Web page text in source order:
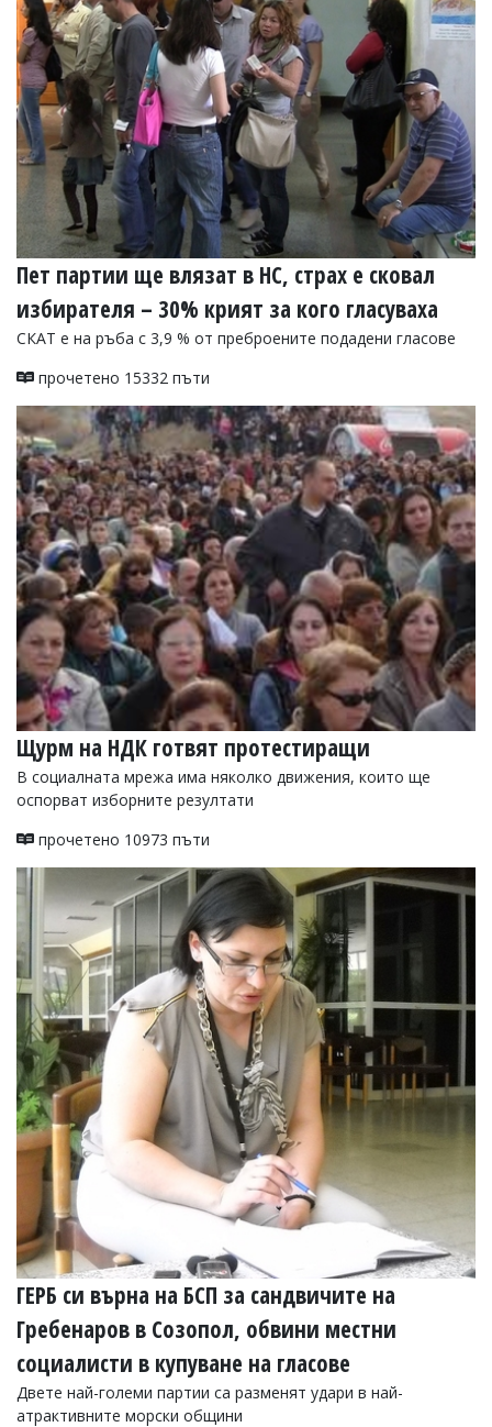
Пет партии ще влязат в НС, страх е сковал
избирателя – 30% крият за кого гласуваха
СКАТ е на ръба с 3,9 % от преброените подадени гласове
прочетено 15332 пъти
Щурм на НДК готвят протестиращи
В социалната мрежа има няколко движения, които ще
оспорват изборните резултати
прочетено 10973 пъти
ГЕРБ си върна на БСП за сандвичите на
Гребенаров в Созопол, обвини местни
социалисти в купуване на гласове
Двете най-големи партии са разменят удари в най-
атрактивните морски общини